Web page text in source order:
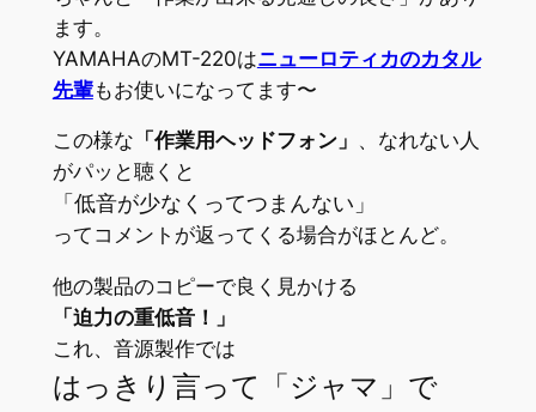
ます。
YAMAHAのMT-220はニューロティカのカタル
先輩もお使いになってます〜
この様な 「作業用ヘッドフォン」 、なれない人
がパッと聴くと
「低音が少なくってつまんない」
ってコメントが返ってくる場合がほとんど。
他の製品のコピーで良く見かける
「迫力の重低音！」
これ、音源製作では
はっきり言って「ジャマ」で